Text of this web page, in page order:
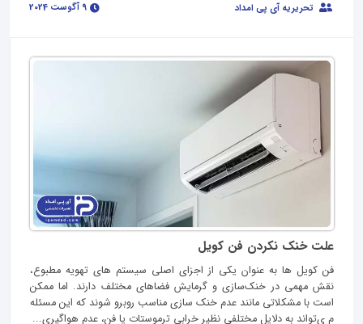
تحریریه آی پی امداد
علت خنک نکردن فن کویل
فن کویل‌ ها به عنوان یکی از اجزای اصلی سیستم‌ های تهویه مطبوع،
نقش مهمی در خنک‌سازی و گرمایش فضاهای مختلف دارند. اما ممکن
است با مشکلاتی مانند عدم خنک‌ سازی مناسب روبرو شوند که این مسئله
م ی‌تواند به دلایل مختلفی نظیر خرابی ترموستات یا فن، عدم هواگیری...